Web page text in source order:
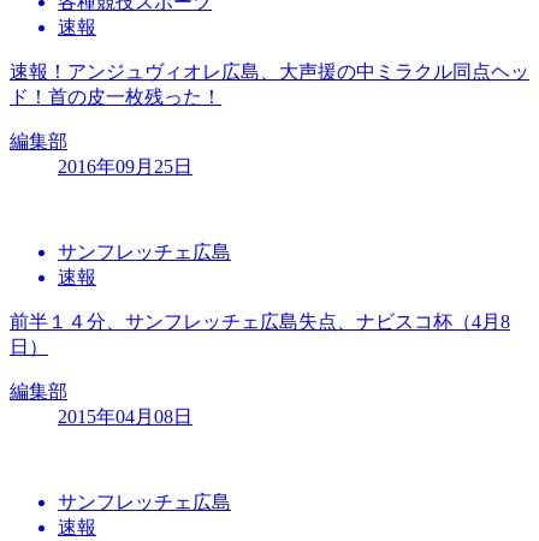
速報
速報！アンジュヴィオレ広島、大声援の中ミラクル同点ヘッ
ド！首の皮一枚残った！
編集部
2016年09月25日
サンフレッチェ広島
速報
前半１４分、サンフレッチェ広島失点、ナビスコ杯（4月8
日）
編集部
2015年04月08日
サンフレッチェ広島
速報